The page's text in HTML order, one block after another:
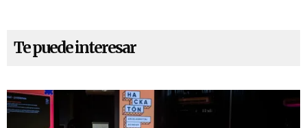
Te puede interesar